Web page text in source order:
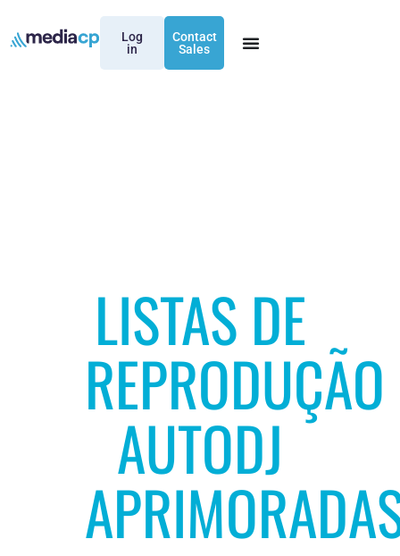
Log
in
Contact
Sales
LISTAS DE
REPRODUÇÃO
AUTODJ